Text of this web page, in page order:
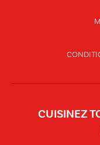
CUISINEZ